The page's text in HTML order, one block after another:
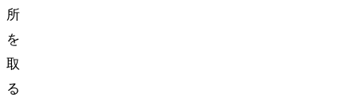
所
を
取
る